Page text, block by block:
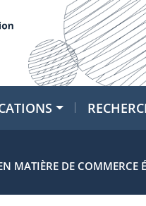
MATIÈRE DE COMMERCE